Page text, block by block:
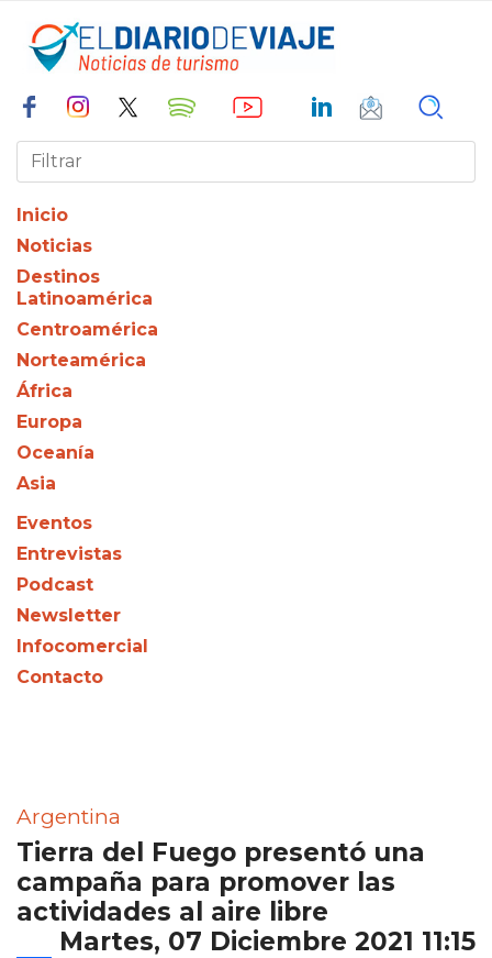
Inicio
Noticias
Destinos
Latinoamérica
Centroamérica
Norteamérica
África
Europa
Oceanía
Asia
Eventos
Entrevistas
Podcast
Newsletter
Infocomercial
Contacto
Argentina
Tierra del Fuego presentó una
campaña para promover las
actividades al aire libre
Martes, 07 Diciembre 2021 11:15